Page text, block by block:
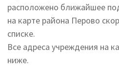
расположено ближайшее
на карте района Перово
списке.
Все адреса учреждения на
ниже.